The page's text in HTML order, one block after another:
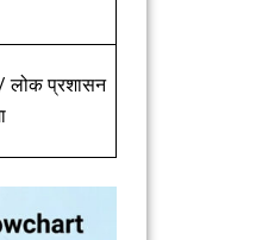
लोक प्रशासन